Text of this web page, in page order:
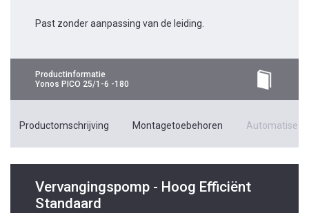
Past zonder aanpassing van de leiding.
Productinformatie
Yonos PICO 25/1-6 -180
Productomschrijving Montagetoebehoren
Vervangingspomp - Hoog Efficiënt
Standaard